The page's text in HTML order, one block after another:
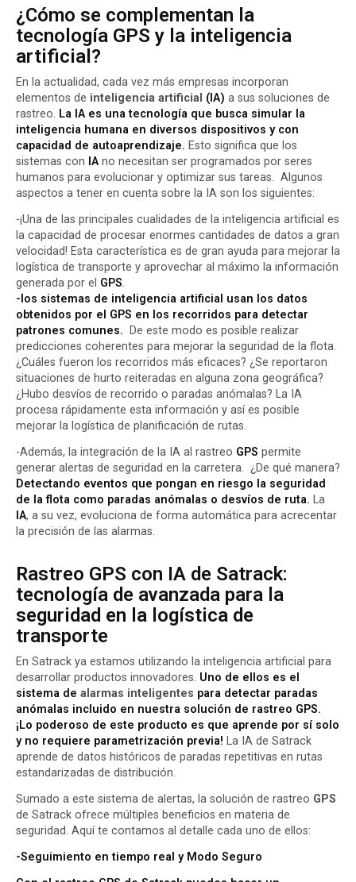
¿Cómo se complementan la
tecnología GPS y la inteligencia
artificial?
En la actualidad, cada vez más empresas incorporan
elementos de inteligencia artificial (IA) a sus soluciones de
rastreo. La IA es una tecnología que busca simular la
inteligencia humana en diversos dispositivos y con
capacidad de autoaprendizaje. Esto significa que los
sistemas con IA no necesitan ser programados por seres
humanos para evolucionar y optimizar sus tareas. Algunos
aspectos a tener en cuenta sobre la IA son los siguientes:
-¡Una de las principales cualidades de la inteligencia artificial es
la capacidad de procesar enormes cantidades de datos a gran
velocidad! Esta característica es de gran ayuda para mejorar la
logística de transporte y aprovechar al máximo la información
generada por el GPS.
-los sistemas de inteligencia artificial usan los datos
obtenidos por el GPS en los recorridos para detectar
patrones comunes. De este modo es posible realizar
predicciones coherentes para mejorar la seguridad de la flota.
¿Cuáles fueron los recorridos más eficaces? ¿Se reportaron
situaciones de hurto reiteradas en alguna zona geográfica?
¿Hubo desvíos de recorrido o paradas anómalas? La IA
procesa rápidamente esta información y así es posible
mejorar la logística de planificación de rutas.
-Además, la integración de la IA al rastreo GPS permite
generar alertas de seguridad en la carretera. ¿De qué manera?
Detectando eventos que pongan en riesgo la seguridad
de la flota como paradas anómalas o desvíos de ruta. La
IA, a su vez, evoluciona de forma automática para acrecentar
la precisión de las alarmas.
Rastreo GPS con IA de Satrack:
tecnología de avanzada para la
seguridad en la logística de
transporte
En Satrack ya estamos utilizando la inteligencia artificial para
desarrollar productos innovadores. Uno de ellos es el
sistema de alarmas inteligentes para detectar paradas
anómalas incluido en nuestra solución de rastreo GPS.
¡Lo poderoso de este producto es que aprende por sí solo
y no requiere parametrización previa! La IA de Satrack
aprende de datos históricos de paradas repetitivas en rutas
estandarizadas de distribución.
Sumado a este sistema de alertas, la solución de rastreo GPS
de Satrack ofrece múltiples beneficios en materia de
seguridad. Aquí te contamos al detalle cada uno de ellos:
-Seguimiento en tiempo real y Modo Seguro